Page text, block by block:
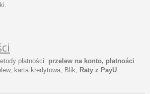
płatności: przelew na konto, płatności
karta kredytowa, Blik, Raty z PayU